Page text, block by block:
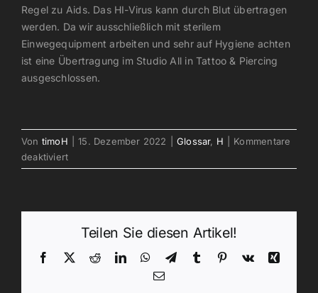
Regel zu Aids. Das HI-Virus kann durch Blut übertragen
werden. Da wir ausschließlich mit sterilem
Einwegequipment arbeiten und sehr auf Hygiene achten
ist eine Übertragung im Studio All in Tattoo & Piercing
ausgeschlossen.
Von timoH 15. Dezember 2022 Glossar, H
Kommentare
deaktiviertfür
HIV
Teilen Sie diesen Artikel!
Facebook
X RedditLinkedInWhatsApp
TelegramTumblr Pinterest
Vk
Xing
E-